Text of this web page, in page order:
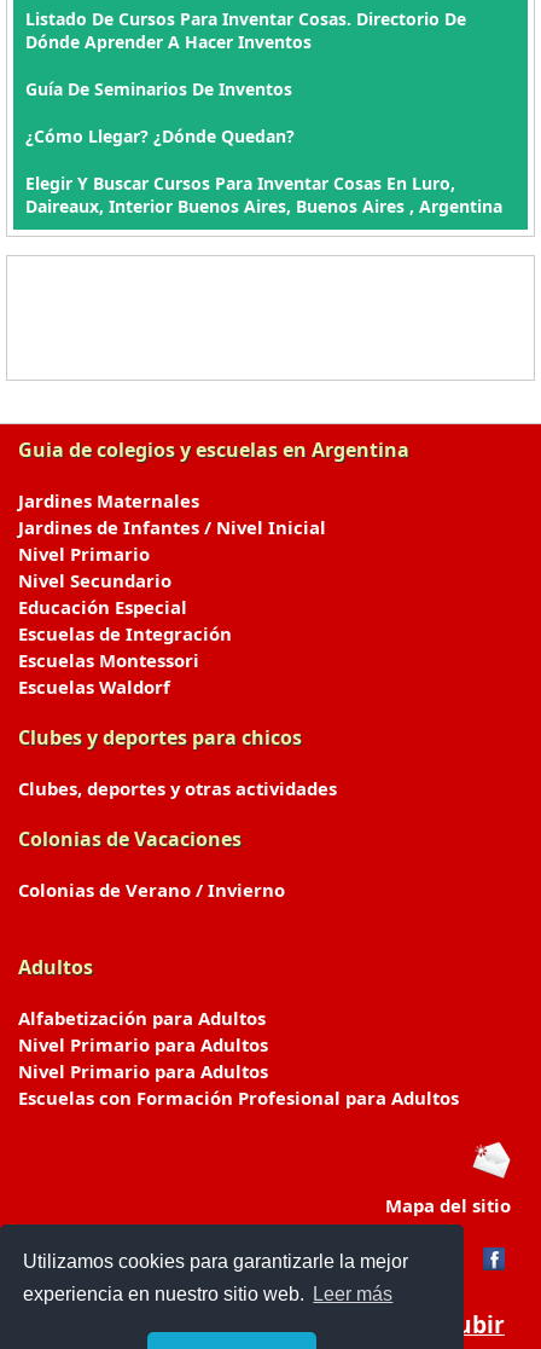
Utilizamos cookies para garantizarle la mejor
experiencia en nuestro sitio web.
Leer más
Listado De Cursos Para Inventar Cosas. Directorio De
Dónde Aprender A Hacer Inventos
Guía De Seminarios De Inventos
¿Cómo Llegar? ¿Dónde Quedan?
Elegir Y Buscar Cursos Para Inventar Cosas En Luro,
Daireaux, Interior Buenos Aires, Buenos Aires , Argentina
Guia de colegios y escuelas en Argentina
Jardines Maternales
Jardines de Infantes / Nivel Inicial
Nivel Primario
Nivel Secundario
Educación Especial
Escuelas de Integración
Escuelas Montessori
Escuelas Waldorf
Clubes y deportes para chicos
Clubes, deportes y otras actividades
Colonias de Vacaciones
Colonias de Verano / Invierno
Adultos
Alfabetización para Adultos
Nivel Primario para Adultos
Nivel Primario para Adultos
Escuelas con Formación Profesional para Adultos
Mapa del sitio
Subir